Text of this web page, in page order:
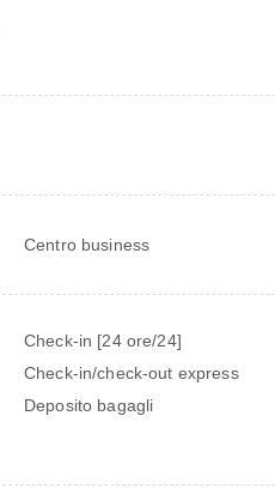
Centro business
Check-in [24 ore/24]
Check-in/check-out express
Deposito bagagli